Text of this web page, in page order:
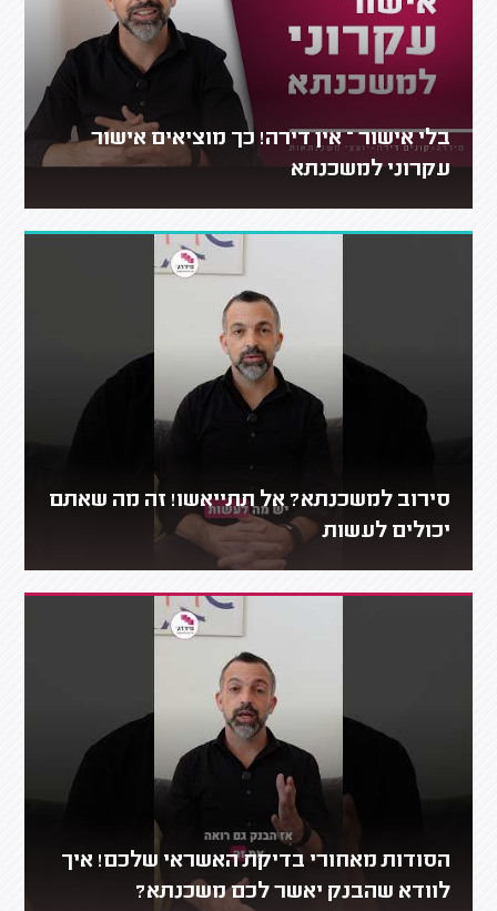
בלי אישור – אין דירה! כך מוציאים אישור
עקרוני למשכנתא
סירוב למשכנתא? אל תתייאשו! זה מה שאתם
יכולים לעשות
הסודות מאחורי בדיקת האשראי שלכם! איך
לוודא שהבנק יאשר לכם משכנתא?